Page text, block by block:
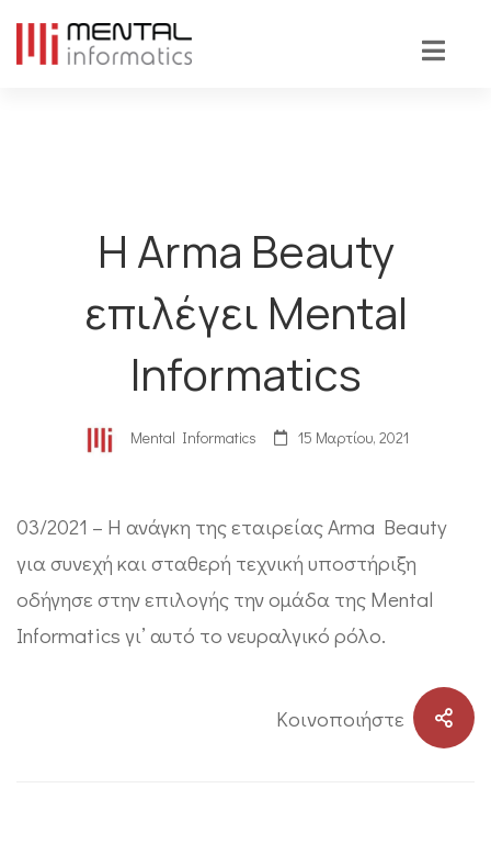
Η Arma Beauty
επιλέγει Mental
Informatics
Mental Informatics 15 Μαρτίου, 2021
03/2021 – Η ανάγκη της εταιρείας Arma Beauty
για συνεχή και σταθερή τεχνική υποστήριξη
οδήγησε στην επιλογής την ομάδα της Mental
Informatics γι’ αυτό το νευραλγικό ρόλο.
Kοινοποιήστε